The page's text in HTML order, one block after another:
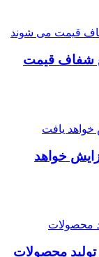
شفاف قیمت
خواهد
محصولات